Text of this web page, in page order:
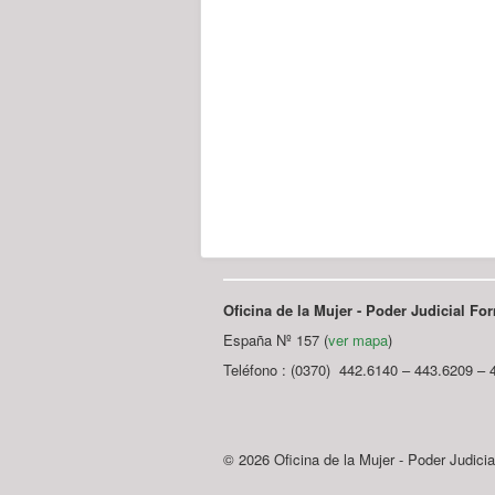
Oficina de la Mujer - Poder Judicial
España Nº 157 (ver mapa)
Teléfono : (0370) 442.6140 – 443.6209 –
© 2026 Oficina de la Mujer - Poder